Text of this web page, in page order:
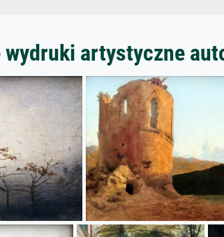
wydruki artystyczne